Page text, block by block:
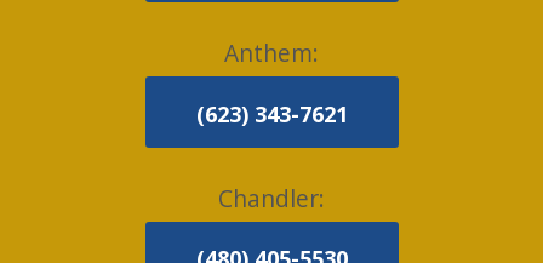
Anthem:
(623) 343-7621
Chandler: